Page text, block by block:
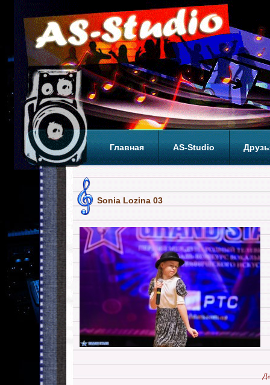
Главная AS-Studio
Sonia Lozina 03